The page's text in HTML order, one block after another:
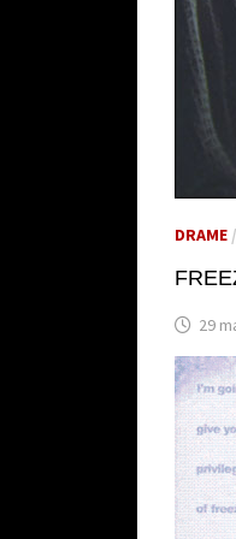
DRAME /
29